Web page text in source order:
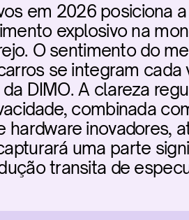
em 2026 posiciona
explosivo na
O sentimento do
se integram cada
DIMO. A clareza
combinada
hardware inovadores,
uma parte
transita de